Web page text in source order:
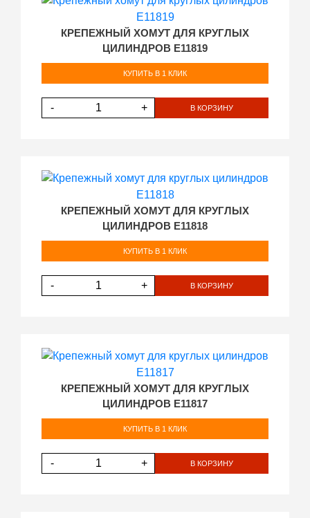
КРЕПЕЖНЫЙ ХОМУТ ДЛЯ КРУГЛЫХ
ЦИЛИНДРОВ E11819
КУПИТЬ В 1 КЛИК
- + В КОРЗИНУ
КРЕПЕЖНЫЙ ХОМУТ ДЛЯ КРУГЛЫХ
ЦИЛИНДРОВ E11818
КУПИТЬ В 1 КЛИК
- + В КОРЗИНУ
КРЕПЕЖНЫЙ ХОМУТ ДЛЯ КРУГЛЫХ
ЦИЛИНДРОВ E11817
КУПИТЬ В 1 КЛИК
- + В КОРЗИНУ